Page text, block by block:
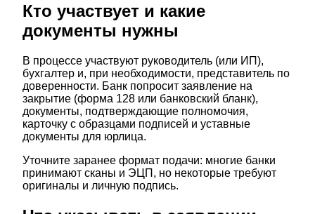
Кто участвует и какие
документы нужны
В процессе участвуют руководитель (или ИП),
бухгалтер и, при необходимости, представитель по
доверенности. Банк попросит заявление на
закрытие (форма 128 или банковский бланк),
документы, подтверждающие полномочия,
карточку с образцами подписей и уставные
документы для юрлица.
Уточните заранее формат подачи: многие банки
принимают сканы и ЭЦП, но некоторые требуют
оригиналы и личную подпись.